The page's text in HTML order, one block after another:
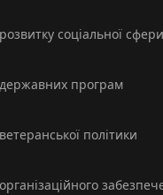
соціальної сфери
програм
політики